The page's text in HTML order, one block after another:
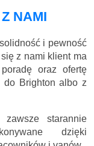
NAMI
i pewność
z nami klient ma
oraz ofertę
do Brighton albo z
zawsze starannie
dzięki